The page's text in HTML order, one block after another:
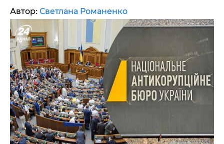
Автор: Светлана Романенко